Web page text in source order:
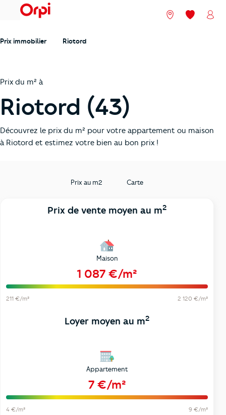
menu Nos agences
Mes
Prix immobilier Riotord
Prix du m² à
Riotord (43)
Découvrez le prix du m² pour votre appartement ou maison
à Riotord et estimez votre bien au bon prix !
Prix au m2 Carte
Prix de vente moyen au m2
Maison
1 087 €/m²
211 €/m² 2 120 €/m²
Loyer moyen au m2
Appartement
7 €/m²
4 €/m² 9 €/m²